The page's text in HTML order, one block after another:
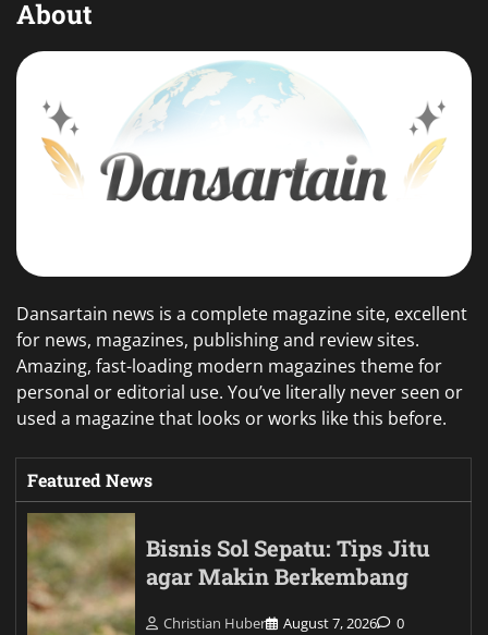
About
Dansartain news is a complete magazine site, excellent
for news, magazines, publishing and review sites.
Amazing, fast-loading modern magazines theme for
personal or editorial use. You’ve literally never seen or
used a magazine that looks or works like this before.
Featured News
Bisnis Sol Sepatu: Tips Jitu
agar Makin Berkembang
Christian Huber August 7, 2026 0